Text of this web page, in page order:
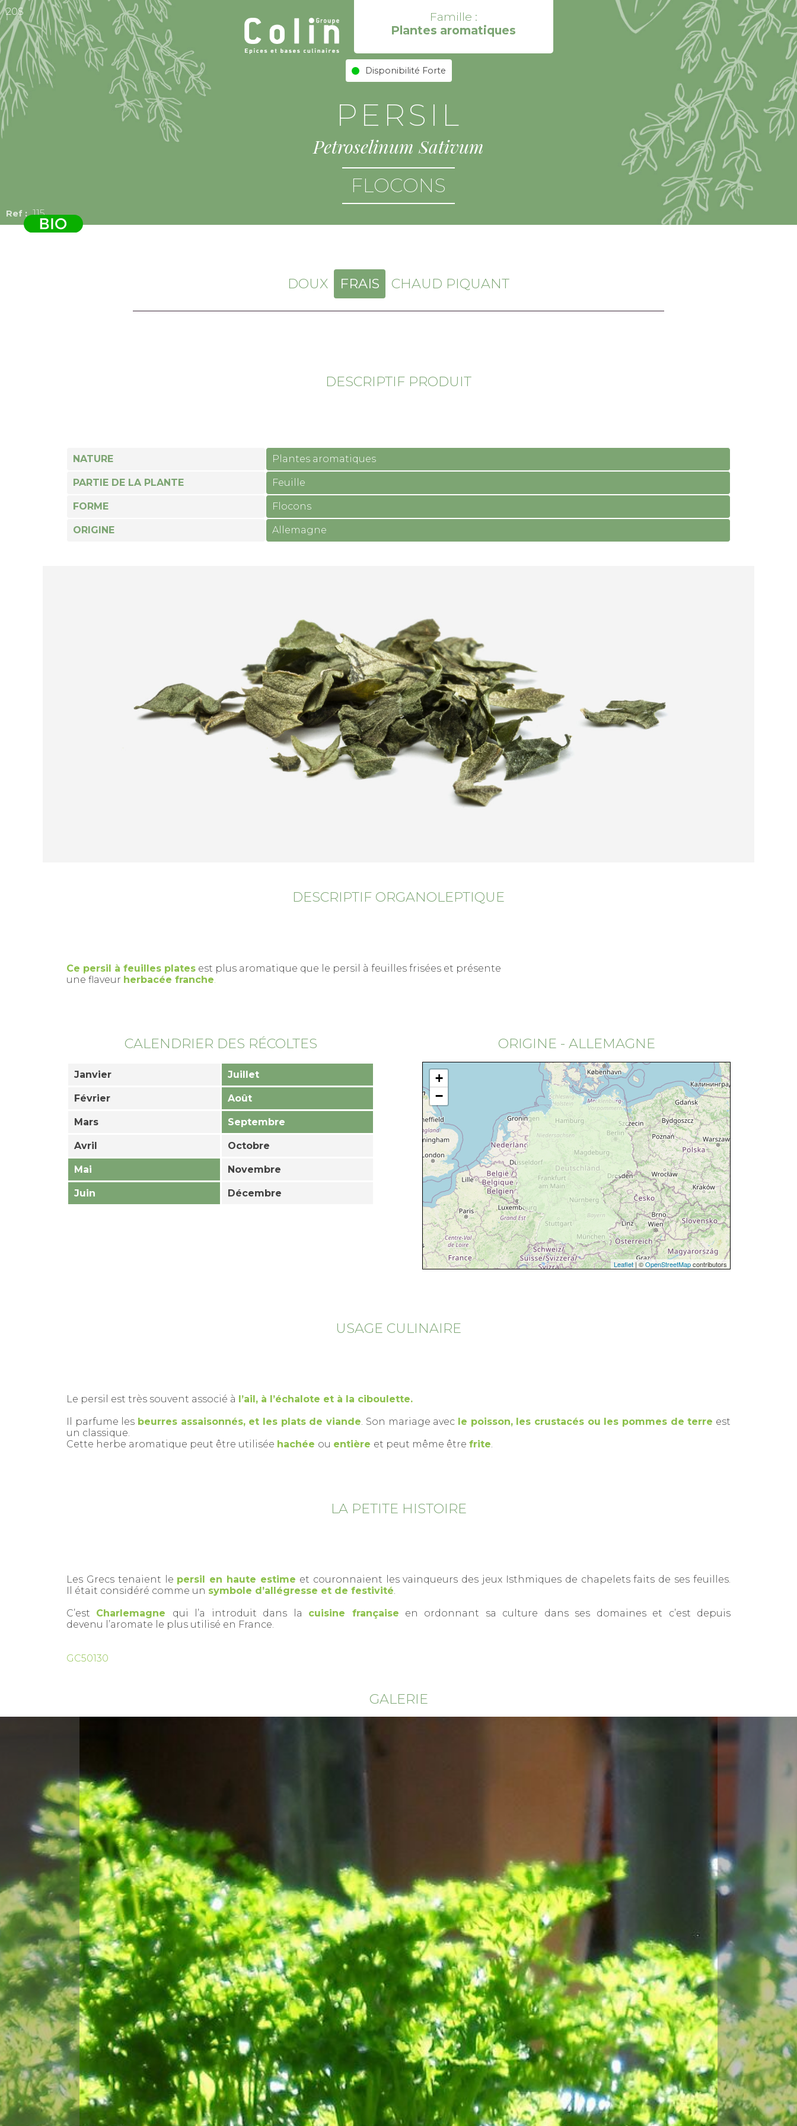
Famille :
Plantes aromatiques
Disponibilité Forte
20S
115
PERSIL
Petroselinum Sativum
FLOCONS
DOUX FRAIS CHAUD PIQUANT
DESCRIPTIF PRODUIT
NATURE Plantes aromatiques
PARTIE DE LA PLANTE Feuille
FORME Flocons
ORIGINE Allemagne
DESCRIPTIF ORGANOLEPTIQUE
Ce persil à feuilles plates est plus aromatique que le persil à feuilles frisées et présente
une flaveur herbacée franche.
CALENDRIER DES RÉCOLTES
Janvier Juillet
Février Août
Mars Septembre
Avril Octobre
Mai Novembre
Juin Décembre
ORIGINE - ALLEMAGNE
+
−
Leaflet| ©OpenStreetMapcontributors
USAGE CULINAIRE
Le persil est très souvent associé à
l’ail, à l’échalote et à la ciboulette.
Il parfume les beurres assaisonnés, et les plats de viande. Son mariage avec le poisson, les crustacés ou les pommes de terre est
un classique.
Cette herbe aromatique peut être utilisée hachée ou entière et peut même être frite.
LA PETITE HISTOIRE
Les Grecs tenaient le persil en haute estime et couronnaient les vainqueurs des jeux Isthmiques de chapelets faits de ses feuilles.
Il était considéré comme un symbole d’allégresse et de festivité.
C’est Charlemagne qui l’a introduit dans la cuisine française en ordonnant sa culture dans ses domaines et c’est depuis
devenu l’aromate le plus utilisé en France.
GC50130
GALERIE